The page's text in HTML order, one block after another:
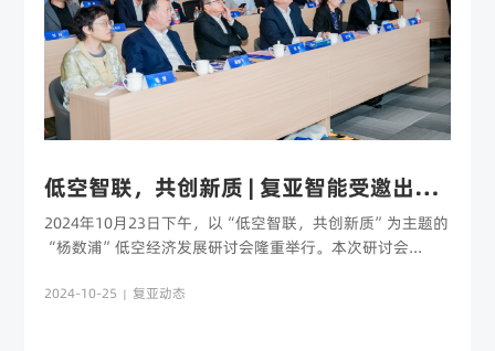
低空智联，共创新质 | 复亚智能受邀出席“杨数浦”低空经济发展研讨会
2024年10月23日下午，以“低空智联，共创新质”为主题的
“杨数浦”低空经济发展研讨会隆重举行。本次研讨会...
2024-10-25 | 复亚动态